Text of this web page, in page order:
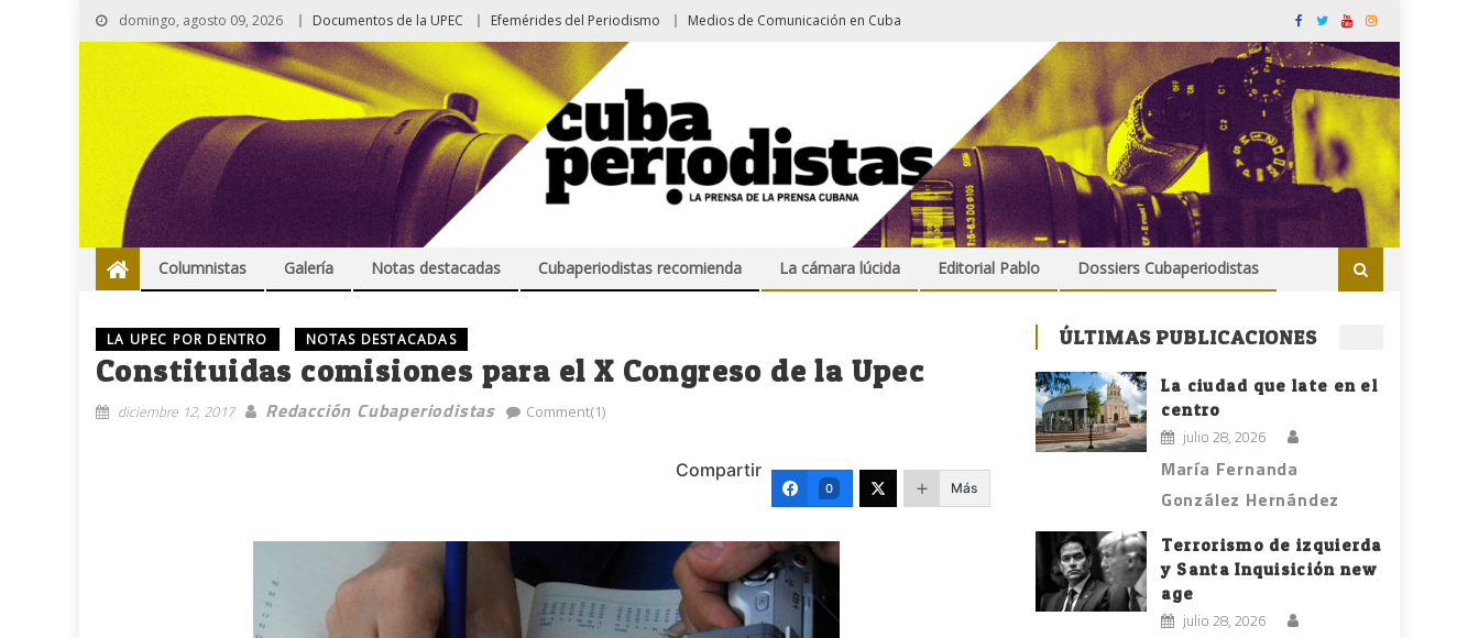
domingo, agosto 09, 2026 Documentos de la UPEC Efemérides del Periodismo Medios de Comunicación en Cuba
Columnistas Galería Notas destacadas Cubaperiodistas recomienda La cámara lúcida Editorial Pablo Dossiers Cubaperiodistas
LA UPEC POR DENTRO NOTAS DESTACADAS
Constituidas comisiones para el X Congreso de la Upec
diciembre 12, 2017 Redacción Cubaperiodistas Comment(1)
Compartir
0 Más
ÚLTIMAS PUBLICACIONES
La ciudad que late en el
centro
julio 28, 2026
María Fernanda
González Hernández
Terrorismo de izquierda
y Santa Inquisición new
age
julio 28, 2026